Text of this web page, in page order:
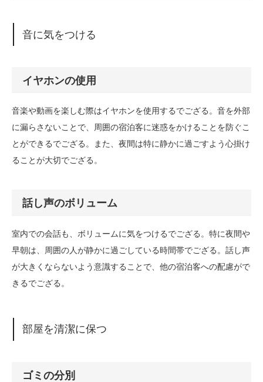
音に気をつける
イヤホンの使用
音楽や動画を楽しむ際はイヤホンを使用するでござる。音を外部
に漏らさないことで、周囲の宿泊客に迷惑をかけることを防ぐこ
とができるでござる。また、夜間は特に静かに過ごすよう心掛け
ることが大切でござる。
話し声のボリューム
室内での会話も、ボリュームに気をつけるでござる。特に夜間や
早朝は、周囲の人が静かに過ごしている時間帯でござる。話し声
が大きくならないよう意識することで、他の宿泊客への配慮がで
きるでござる。
部屋を清潔に保つ
ゴミの分別